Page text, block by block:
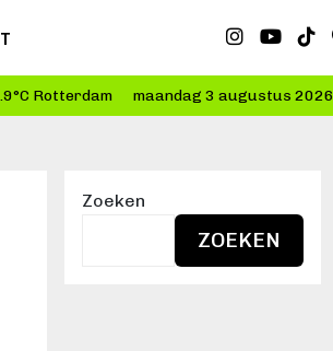
Rotterdam maandag 3 augustus 2026
Zoeken
ZOEKEN